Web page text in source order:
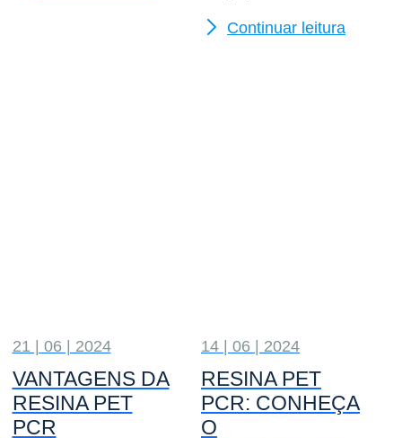
Continuar leitura
21 | 06 | 2024
VANTAGENS DA
RESINA PET
PCR
14 | 06 | 2024
RESINA PET
PCR: CONHEÇA
O